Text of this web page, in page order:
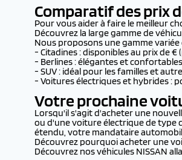
Comparatif des prix
Pour vous aider à faire le meilleur
Découvrez la large gamme de
Nous proposons une gamme
- Citadines : disponibles au prix de
- Berlines : élégantes et
- SUV : idéal pour les familles et
- Voitures électriques et hybrides :
Votre prochaine
Lorsqu'il s'agit d'acheter une
ou d'une voiture électrique de type
étendu, votre mandataire
Découvrez pourquoi acheter une
Découvrez nos véhicules NISSAN